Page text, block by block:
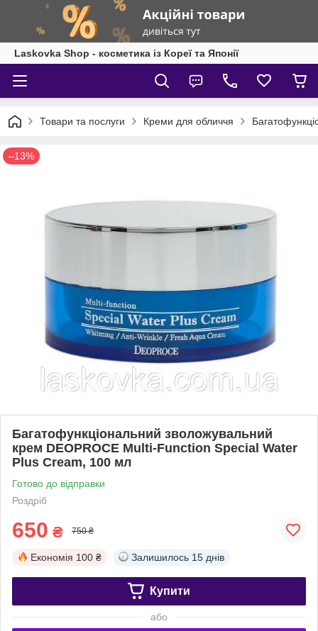
Laskovka Shop - косметика із Кореї та Японії
Товари та послуги Креми для обличчя
–13%
Багатофункціональний зволожувальний
крем DEOPROCE Multi-Function Special Water
Plus Cream, 100 мл
Готово до відправки
Роздріб
650 ₴ 750 ₴
Економія 100 ₴ Залишилось 15 днів
Купити
або